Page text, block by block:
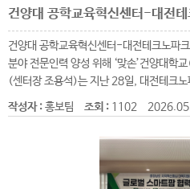
건양대 공학교육혁신센터-대전테크노파
분야 전문인력 양성 위해 ‘맞손’건양대학
(센터장 조용석)는 지난 28일, 대전테크
작성자 :홍보팀 조회 : 1102